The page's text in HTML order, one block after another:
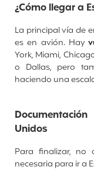
¿Cómo llegar a
La principal vía de
es en avión. Hay
York, Miami,
o Dallas, pero
haciendo una
Unidos
Para finalizar, no
necesaria para ir a